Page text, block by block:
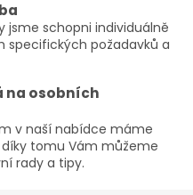
jsme schopni individuálně
specifických požadavků a
na osobních
v naší nabídce máme
díky tomu Vám můžeme
rady a tipy.